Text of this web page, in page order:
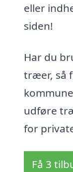
eller
siden!
Har du
træer, så
udføre
for
Få 3